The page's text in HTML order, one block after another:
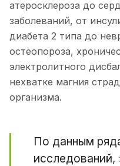
атеросклероза до
заболеваний, от
диабета 2 типа до
остеопороза,
электролитного
нехватке магния
организма.
По данным
исследований,